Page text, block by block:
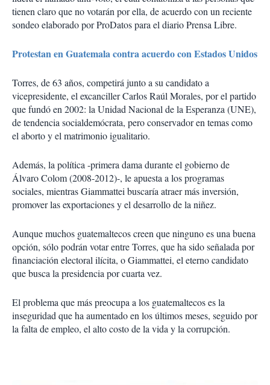
tienen claro que no votarán por ella, de acuerdo con un reciente
sondeo elaborado por ProDatos para el diario Prensa Libre.
Protestan en Guatemala contra acuerdo con Estados Unidos
Torres, de 63 años, competirá junto a su candidato a
vicepresidente, el excanciller Carlos Raúl Morales, por el partido
que fundó en 2002: la Unidad Nacional de la Esperanza (UNE),
de tendencia socialdemócrata, pero conservador en temas como
el aborto y el matrimonio igualitario.
Además, la política -primera dama durante el gobierno de
Álvaro Colom (2008-2012)-, le apuesta a los programas
sociales, mientras Giammattei buscaría atraer más inversión,
promover las exportaciones y el desarrollo de la niñez.
Aunque muchos guatemaltecos creen que ninguno es una buena
opción, sólo podrán votar entre Torres, que ha sido señalada por
financiación electoral ilícita, o Giammattei, el eterno candidato
que busca la presidencia por cuarta vez.
El problema que más preocupa a los guatemaltecos es la
inseguridad que ha aumentado en los últimos meses, seguido por
la falta de empleo, el alto costo de la vida y la corrupción.